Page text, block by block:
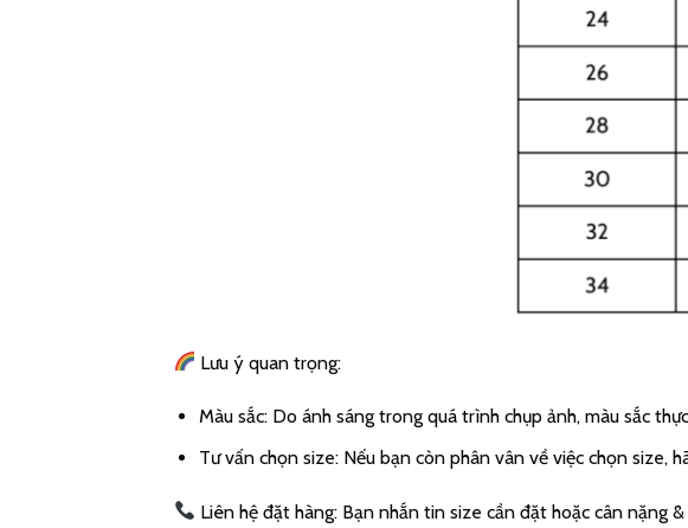
Lưu ý quan trọng:
Màu sắc: Do ánh sáng trong quá trình chụp ảnh, màu sắc
Tư vấn chọn size: Nếu bạn còn phân vân về việc chọn size,
Liên hệ đặt hàng: Bạn nhắn tin size cần đặt hoặc cân nặng